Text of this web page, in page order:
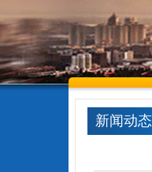
新闻动态